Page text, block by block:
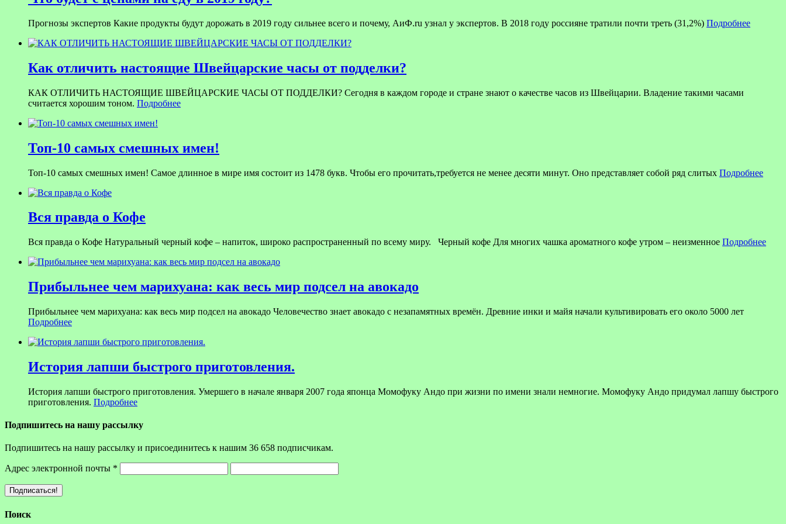
Прогнозы экспертов Какие продукты будут дорожать в 2019 году сильнее всего и почему, АиФ.ru узнал у экспертов. В 2018 году россияне тратили почти треть (31,2%) Подробнее
Как отличить настоящие Швейцарские часы от подделки?
КАК ОТЛИЧИТЬ НАСТОЯЩИЕ ШВЕЙЦАРСКИЕ ЧАСЫ ОТ ПОДДЕЛКИ? Сегодня в каждом городе и стране знают о качестве часов из Швейцарии. Владение такими часами
считается хорошим тоном. Подробнее
Топ-10 самых смешных имен!
Топ-10 самых смешных имен! Самое длинное в мире имя состоит из 1478 букв. Чтобы его прочитать,требуется не менее десяти минут. Оно представляет собой ряд слитых Подробнее
Вся правда о Кофе
Вся правда о Кофе Натуральный черный кофе – напиток, широко распространенный по всему миру. Черный кофе Для многих чашка ароматного кофе утром – неизменное Подробнее
Прибыльнее чем марихуана: как весь мир подсел на авокадо
Прибыльнее чем марихуана: как весь мир подсел на авокадо Человечество знает авокадо с незапамятных времён. Древние инки и майя начали культивировать его около 5000 лет
Подробнее
История лапши быстрого приготовления.
История лапши быстрого приготовления. Умершего в начале января 2007 года японца Момофуку Андо при жизни по имени знали немногие. Момофуку Андо придумал лапшу быстрого
приготовления. Подробнее
Подпишитесь на нашу рассылку
Подпишитесь на нашу рассылку и присоединитесь к нашим 36 658 подписчикам.
Адрес электронной почты *
Поиск